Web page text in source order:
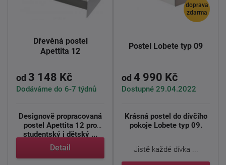
Dřevěná postel
Apettita 12
od 3 148 Kč
Dodáváme do 6-7 týdnů
Designově propracovaná
postel Apettita 12 pro
studentský i dětský ...
Detail
doprava
zdarma
Postel Lobete typ 09
od 4 990 Kč
Dostupné 29.04.2022
Krásná postel do dívčího
pokoje Lobete typ 09.
Jistě každé dívka ...